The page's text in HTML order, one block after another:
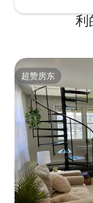
利
超赞房东
超赞房东